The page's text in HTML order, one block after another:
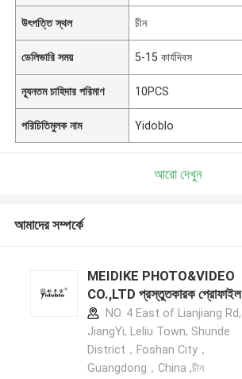
উৎপত্তি স্থল চীন
ডেলিভারি সময় 5-15 কার্যদিবস
ন্যূনতম চাহিদার পরিমাণ 10PCS
পরিচিতিমুলক নাম Yidoblo
আরো দেখুন
আমাদের সম্পর্কে
MEIDIKE PHOTO&VIDEO
CO.,LTD প্রস্তুতকারক প্রোফাইল
NO. 4 East of Lianjiang Rd,
JiangYi, Leliu Town, Shunde
District，Foshan City，
Guangdong，China ,চীন